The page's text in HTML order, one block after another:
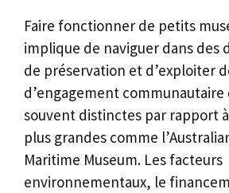
Faire fonctionner de petits
implique de naviguer dans des
de préservation et d’exploiter
d’engagement communautaire
souvent distinctes par rapport
plus grandes comme
Maritime Museum. Les facteurs
environnementaux, le